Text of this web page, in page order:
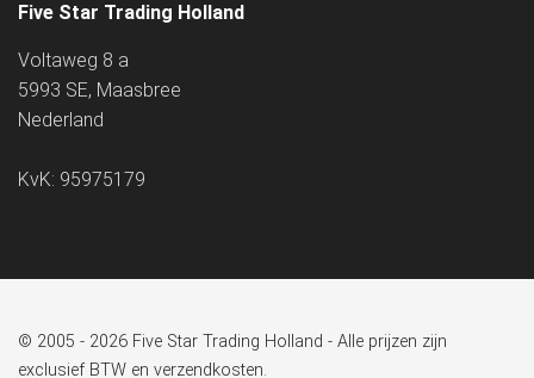
Five Star Trading Holland
Voltaweg 8 a
5993 SE, Maasbree
Nederland
KvK: 95975179
© 2005 - 2026 Five Star Trading Holland - Alle prijzen zijn
exclusief BTW en verzendkosten.